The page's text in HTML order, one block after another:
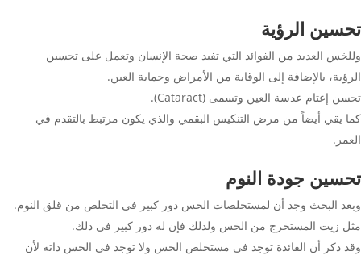
تحسين الرؤية
وللخس العديد من الفوائد التي تفيد صحة الإنسان وتعمل على تحسين
الرؤية، بالإضافة إلى الوقاية من الأمراض وحماية العين.
تحسن إعتام عدسة العين وتسمى (Cataract).
كما يقي أيضاً من مرض التنكيس البقمي والذي يكون مرتبط بالتقدم في
العمر.
تحسين جودة النوم
وبعد البحث وجد أن لمستخلصات الخس دور كبير في التخلص من قلق النوم.
مثل زيت المستخرج من الخس ولذلك فإن له دور كبير في ذلك.
وقد ذكر أن الفائدة توجد في مستخلص الخس ولا توجد في الخس ذاته لأن